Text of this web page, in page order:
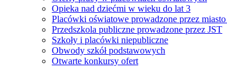
Opieka nad dziećmi w wieku do lat 3
Placówki oświatowe prowadzone przez
Przedszkola publiczne prowadzone przez JST
Szkoły i placówki niepubliczne
Obwody szkół podstawowych
Otwarte konkursy ofert